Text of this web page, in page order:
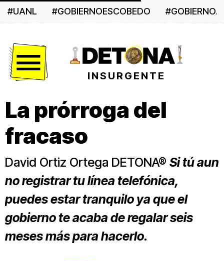
#UANL #GOBIERNOESCOBEDO
INSURGENTE
La prórroga del
fracaso
David Ortiz Ortega DETONA® Si tú aun
no registrar tu línea telefónica,
puedes estar tranquilo ya que el
gobierno te acaba de regalar seis
meses más para hacerlo.